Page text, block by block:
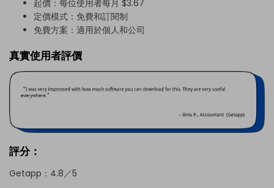
起價：每位使用者每月 $3.67
定價模式：免費和訂閱制
免費方案：適用於個人和公司
真實使用者評價
評分：
Getapp：4.8／5